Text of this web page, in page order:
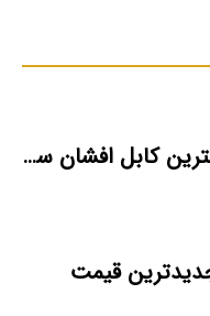
نمایندگی فروش بهترین کابل افشان سمنان